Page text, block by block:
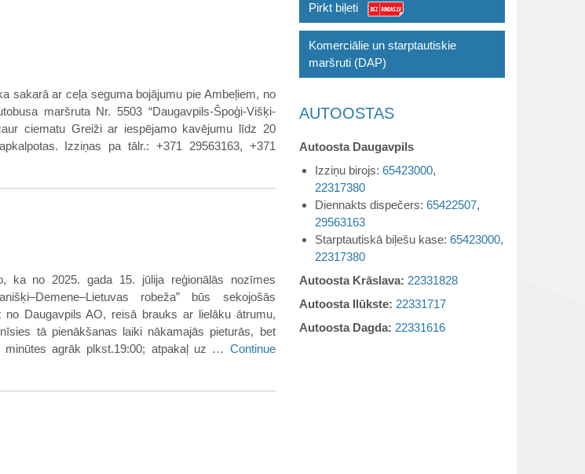
sakarā ar ceļa seguma bojājumu pie Ambeļiem, no
maršruta Nr. 5503 “Daugavpils-Špoģi-Višķi-
ciematu Greiži ar iespējamo kavējumu līdz 20
Izziņas pa tālr.: +371 29563163, +371
ka no 2025. gada 15. jūlija reģionālās nozīmes
robeža” būs sekojošās
no Daugavpils AO, reisā brauks ar lielāku ātrumu,
tā pienākšanas laiki nākamajās pieturās, bet
minūtes agrāk plkst.19:00; atpakaļ uz … Continue
Pirkt biļeti
Komerciālie un starptautiskie
maršruti (DAP)
AUTOOSTAS
Autoosta Daugavpils
Izziņu birojs: 65423000,
22317380
Diennakts dispečers: 65422507,
29563163
Starptautiskā biļešu kase: 65423000,
22317380
Autoosta Krāslava: 22331828
Autoosta Ilūkste: 22331717
Autoosta Dagda: 22331616